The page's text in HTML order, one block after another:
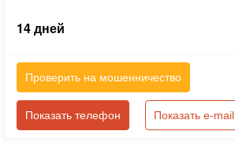
14 дней
Проверить на мошенничество
Показать телефон Показать e-mail